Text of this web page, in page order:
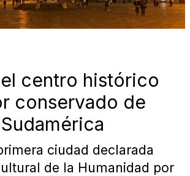
centro histórico
conservado de
Sudamérica
ciudad declarada
de la Humanidad por